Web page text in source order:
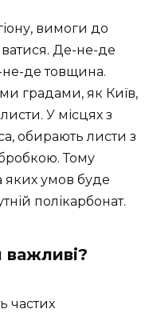
вимоги до
Де-не-де
де товщина.
градами, як Київ,
У місцях з
обирають листи з
Тому
яких умов буде
полікарбонат.
важливі?
частих